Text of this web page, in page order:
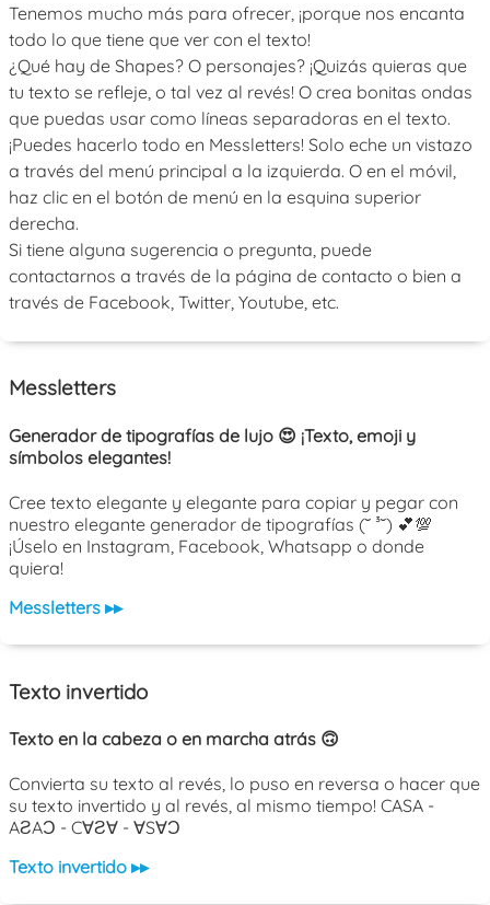
Tenemos mucho más para ofrecer, ¡porque nos encanta
todo lo que tiene que ver con el texto!
¿Qué hay de Shapes? O personajes? ¡Quizás quieras que
tu texto se refleje, o tal vez al revés! O crea bonitas ondas
que puedas usar como líneas separadoras en el texto.
¡Puedes hacerlo todo en Messletters! Solo eche un vistazo
a través del menú principal a la izquierda. O en el móvil,
haz clic en el botón de menú en la esquina superior
derecha.
Si tiene alguna sugerencia o pregunta, puede
contactarnos a través de la página de contacto o bien a
través de Facebook, Twitter, Youtube, etc.
Messletters
Generador de tipografías de lujo 😍 ¡Texto, emoji y
símbolos elegantes!
Cree texto elegante y elegante para copiar y pegar con
nuestro elegante generador de tipografías (˘ ³˘) 💕💯
¡Úselo en Instagram, Facebook, Whatsapp o donde
quiera!
Messletters ▸▸
Texto invertido
Texto en la cabeza o en marcha atrás 🙃
Convierta su texto al revés, lo puso en reversa o hacer que
su texto invertido y al revés, al mismo tiempo! CASA -
AƧAƆ - C∀Ƨ∀ - ∀S∀Ɔ
Texto invertido ▸▸